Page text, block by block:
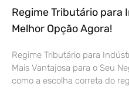
Regime Tributário para
Melhor Opção Agora!
Regime Tributário para
Mais Vantajosa para o Seu
como a escolha correta do